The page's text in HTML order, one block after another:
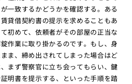
一致するかどうかを確認する。ある
貸借契約書の提示を求めることもあ
初めて、依頼者がその部屋の正当な
作業に取り掛かるのです。もし、身
ま、締め出されてしまった場合はど
まず警察官に立ち会ってもらい、鍵
明書を提示する、といった手順を踏